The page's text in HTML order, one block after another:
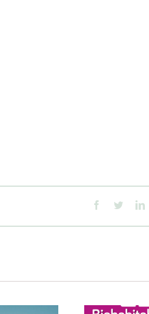
facebook
twitter